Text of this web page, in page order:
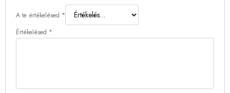
A te értékelésed *
Értékelésed *